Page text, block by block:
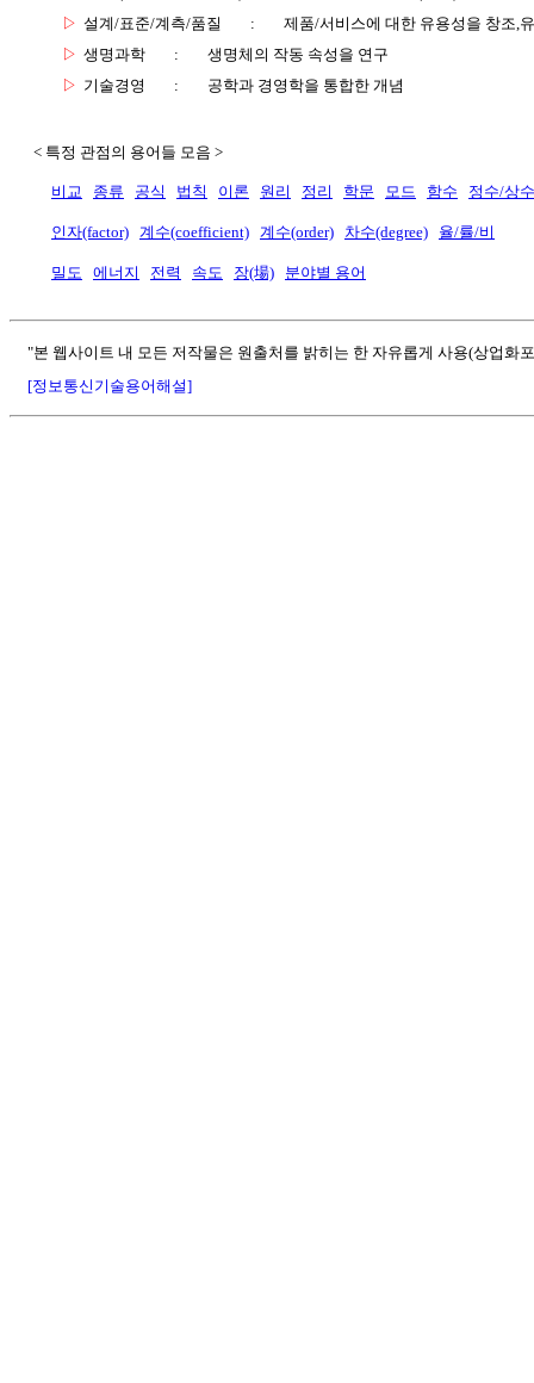
▷ 설계/표준/계측/품질 :
제품/서비스에 대한 유용성을 창조,
▷ 생명과학 :
생명체의 작동 속성을 연구
▷ 기술경영 : 공학과 경영학을 통합한 개념
< 특정 관점의 용어들 모음 >
비교 종류 공식 법칙 이론 원리 정리 학문 모드 함수 정수/상수
인자(factor) 계수(coefficient) 계수(order) 차수(degree) 율/률/비
밀도 에너지 전력 속도 장(場) 분야별 용어
"본 웹사이트 내 모든 저작물은 원출처를 밝히는 한 자유롭게 사용(상업화
[정보통신기술용어해설]